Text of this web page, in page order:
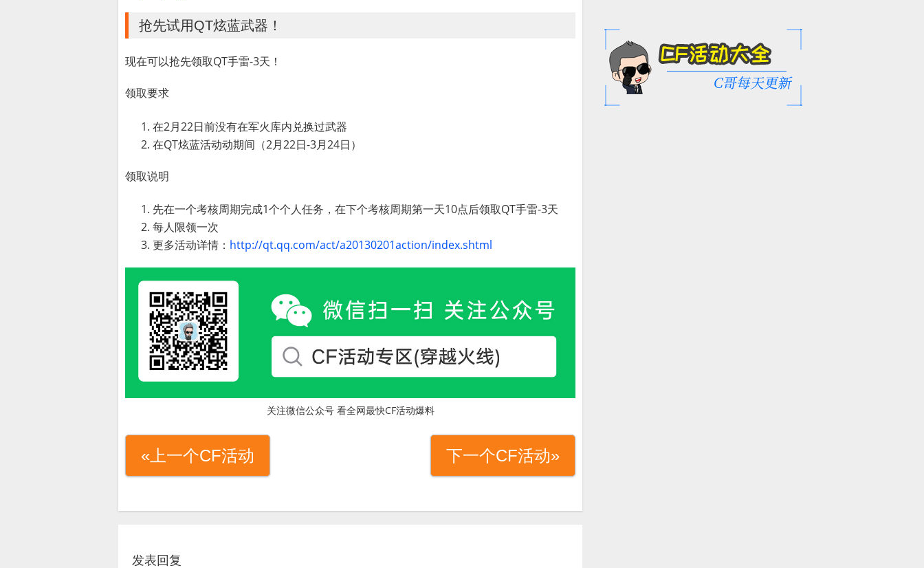
抢先试用QT炫蓝武器！
现在可以抢先领取QT手雷-3天！
领取要求
在2月22日前没有在军火库内兑换过武器
在QT炫蓝活动动期间（2月22日-3月24日）
领取说明
先在一个考核周期完成1个个人任务，在下个考核周期第一天10点后领取QT手雷-3天
每人限领一次
更多活动详情： http://qt.qq.com/act/a20130201action/index.shtml
关注微信公众号 看全网最快CF活动爆料
«上一个CF活动 下一个CF活动»
发表回复